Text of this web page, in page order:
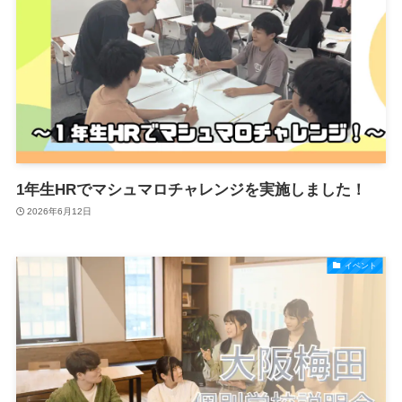
1年生HRでマシュマロチャレンジを実施しました！
2026年6月12日
イベント